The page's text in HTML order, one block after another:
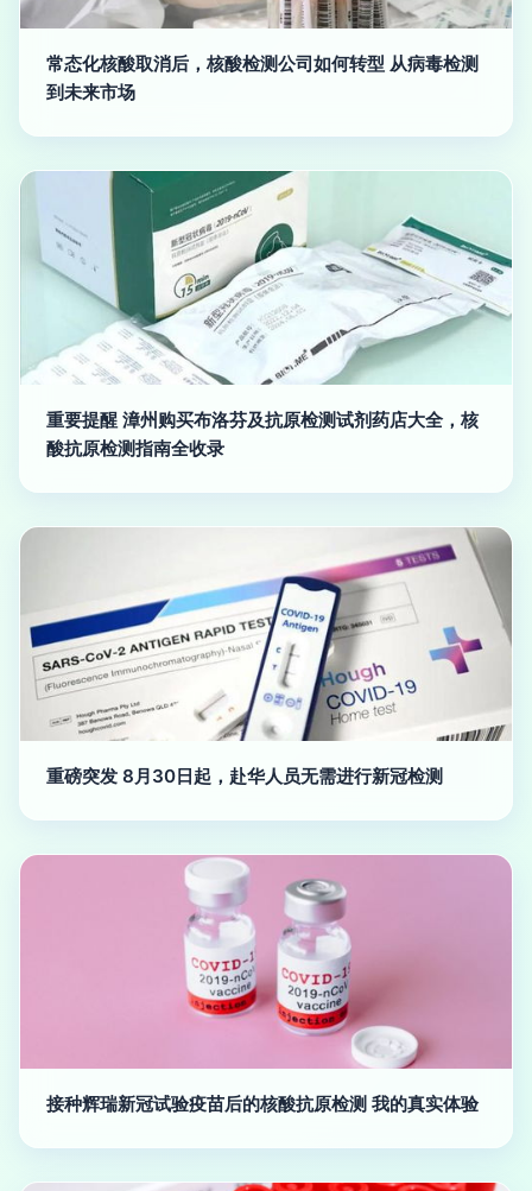
常态化核酸取消后，核酸检测公司如何转型 从病毒检测
到未来市场
重要提醒 漳州购买布洛芬及抗原检测试剂药店大全，核
酸抗原检测指南全收录
重磅突发 8月30日起，赴华人员无需进行新冠检测
接种辉瑞新冠试验疫苗后的核酸抗原检测 我的真实体验